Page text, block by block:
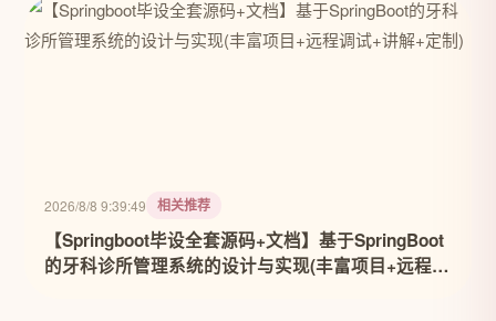
2026/8/8 9:39:49 相关推荐
【Springboot毕设全套源码+文档】基于SpringBoot
的牙科诊所管理系统的设计与实现(丰富项目+远程调